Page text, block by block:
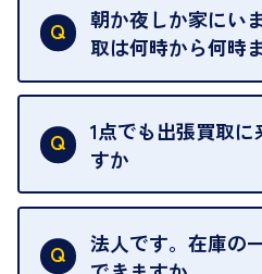
定のお店や、ほかのお客
えられるためです。
朝か夜しか家にい
取は何時から何時
ご訪問可能時間は、10時
ただし、お品物の種類や
ただくことがあります。
1点でも出張買取
すか
はい。1点でもお伺いし
法人です。在庫の